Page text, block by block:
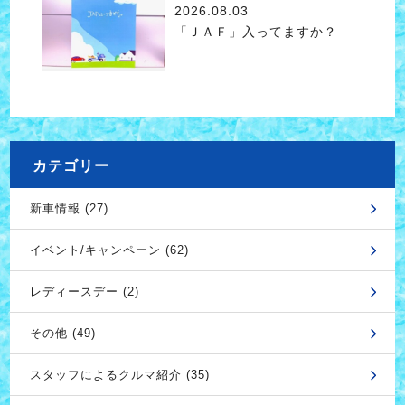
2026.08.03
「ＪＡＦ」入ってますか？
カテゴリー
新車情報 (27)
イベント/キャンペーン (62)
レディースデー (2)
その他 (49)
スタッフによるクルマ紹介 (35)